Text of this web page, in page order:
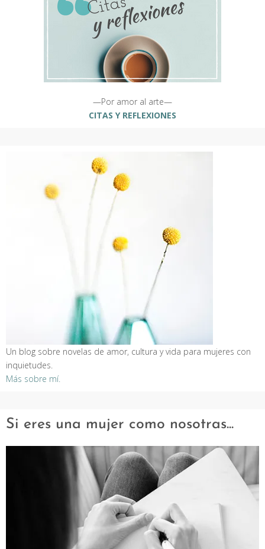
—Por amor al arte—
CITAS Y REFLEXIONES
Un blog sobre novelas de amor, cultura y vida para mujeres con
inquietudes.
Más sobre mí.
Si eres una mujer como nosotras...